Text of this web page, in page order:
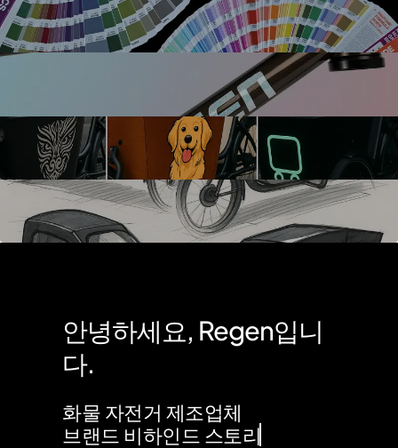
안녕하세요, Regen입니
다.
화물 자전거 제조업체
브랜드 비하인드 스토리